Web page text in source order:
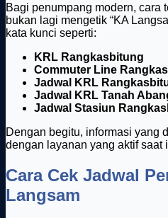
Bagi penumpang modern, cara
bukan lagi mengetik “KA
kata kunci seperti:
KRL Rangkasbitung
Commuter Line
Jadwal KRL
Jadwal KRL Tanah
Jadwal Stasiun
Dengan begitu, informasi yang
dengan layanan yang aktif saat
Cara Cek Jadwal
Langsam